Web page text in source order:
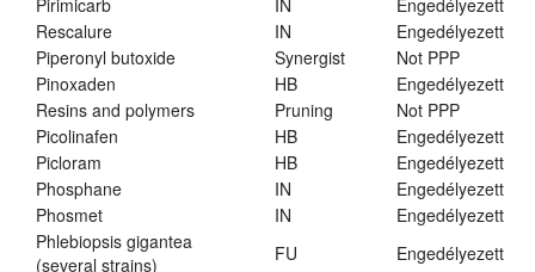
Pirimicarb
IN
Engedélyezett
Rescalure
IN
Engedélyezett
Piperonyl butoxide
Synergist
Not PPP
Pinoxaden
HB
Engedélyezett
Resins and polymers
Pruning
Not PPP
Picolinafen
HB
Engedélyezett
Picloram
HB
Engedélyezett
Phosphane
IN
Engedélyezett
Phosmet
IN
Engedélyezett
Phlebiopsis gigantea
(several strains)
FU
Engedélyezett